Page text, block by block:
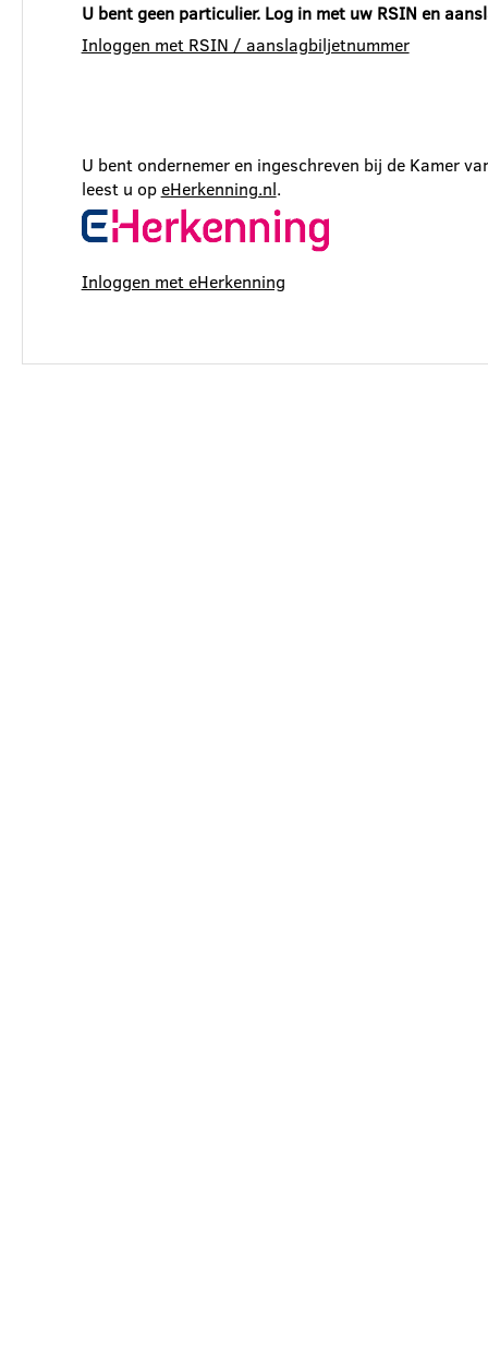
U bent geen particulier. Log in met uw RSIN en
Inloggen met RSIN / aanslagbiljetnummer
U bent ondernemer en ingeschreven bij de Kamer
leest u op eHerkenning.nl.
Inloggen met eHerkenning